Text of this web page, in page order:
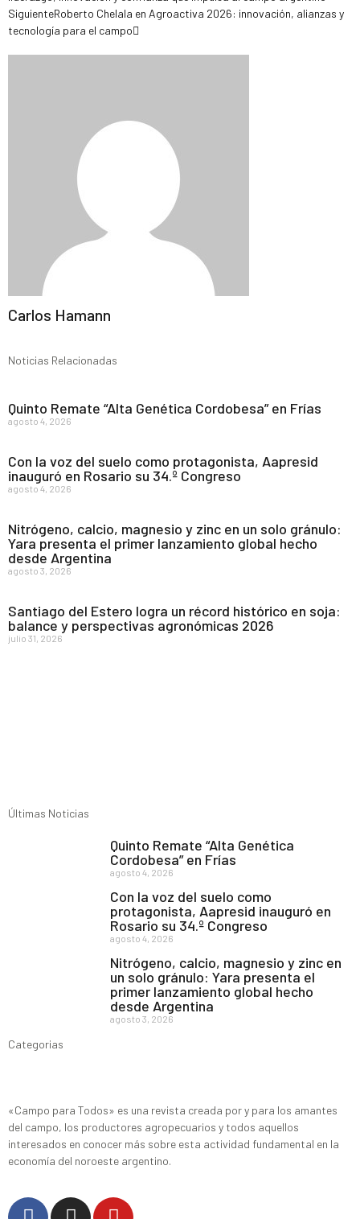
SiguienteRoberto Chelala en Agroactiva 2026: innovación, alianzas y
tecnología para el campo
Carlos Hamann
Noticias Relacionadas
Quinto Remate “Alta Genética Cordobesa” en Frías
agosto 4, 2026
Con la voz del suelo como protagonista, Aapresid
inauguró en Rosario su 34.º Congreso
agosto 4, 2026
Nitrógeno, calcio, magnesio y zinc en un solo gránulo:
Yara presenta el primer lanzamiento global hecho
desde Argentina
agosto 3, 2026
Santiago del Estero logra un récord histórico en soja:
balance y perspectivas agronómicas 2026
julio 31, 2026
Últimas Noticias
Quinto Remate “Alta Genética
Cordobesa” en Frías
agosto 4, 2026
Con la voz del suelo como
protagonista, Aapresid inauguró en
Rosario su 34.º Congreso
agosto 4, 2026
Nitrógeno, calcio, magnesio y zinc en
un solo gránulo: Yara presenta el
primer lanzamiento global hecho
desde Argentina
agosto 3, 2026
Categorias
«Campo para Todos» es una revista creada por y para los amantes
del campo, los productores agropecuarios y todos aquellos
interesados en conocer más sobre esta actividad fundamental en la
economía del noroeste argentino.